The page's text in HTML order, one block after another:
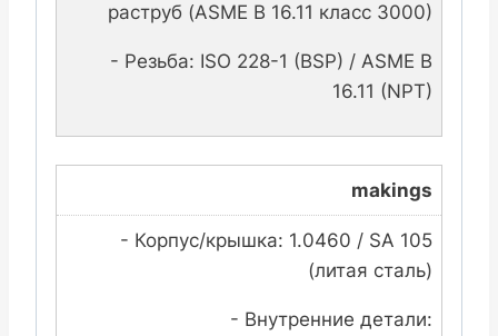
раструб (ASME B 16.11 класс 3000)
- Резьба: ISO 228-1 (BSP) / ASME B
16.11 (NPT)
makings
- Корпус/крышка: 1.0460 / SA 105
(литая сталь)
- Внутренние детали: